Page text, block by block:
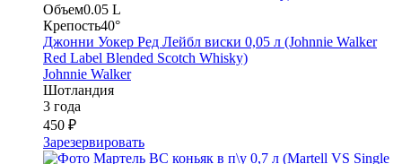
Объем0.05 L
Крепость40°
Джонни Уокер Ред Лейбл виски 0,05 л (Johnnie Walker
Red Label Blended Scotch Whisky)
Johnnie Walker
Шотландия
3 года
450 ₽
Зарезервировать